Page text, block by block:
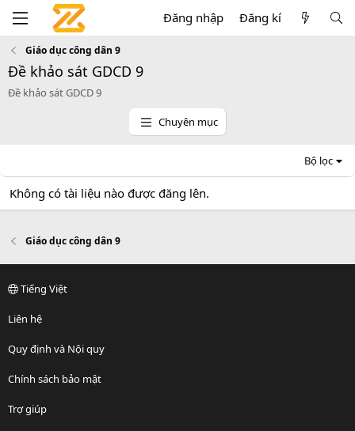
Đăng nhập Đăng kí
Giáo dục công dân 9
Đề khảo sát GDCD 9
Đề khảo sát GDCD 9
Chuyên mục
Bộ lọc
Không có tài liệu nào được đăng lên.
Giáo dục công dân 9
Tiếng Việt
Liên hệ
Quy định và Nội quy
Chính sách bảo mật
Trợ giúp